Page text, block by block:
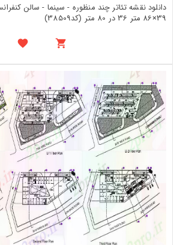
دانلود نقشه تئاتر چند منظوره - سینما - سالن
39×86 متر 36 در 80 متر (کد38509)